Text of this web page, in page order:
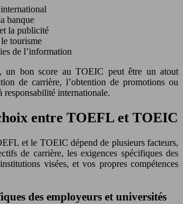
banque
la publicité
tourisme
de l’information
un bon score au TOEIC peut être un atout
de carrière, l’obtention de promotions ou
responsabilité internationale.
entre TOEFL et TOEIC
et le TOEIC dépend de plusieurs facteurs,
de carrière, les exigences spécifiques des
visées, et vos propres compétences
des employeurs et universités